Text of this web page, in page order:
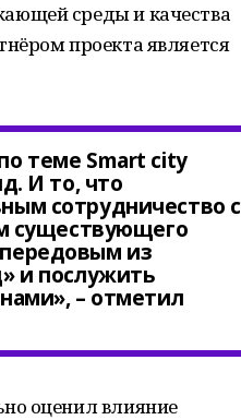
среды и качества
проекта является
теме Smart city
И то, что
сотрудничество с
существующего
из
и послужить
– отметил
оценил влияние